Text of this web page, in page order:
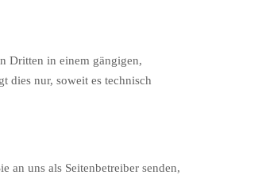
Dritten in einem gängigen,
dies nur, soweit es technisch
an uns als Seitenbetreiber senden,